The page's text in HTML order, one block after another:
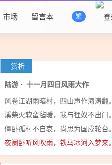
繁
市场 留言本
赏析
陆游 · 十一月四日风雨大作
风卷江湖雨暗村，四山声作海涛翻。
溪柴火软蛮毡暖，我与狸奴不出门。
僵卧孤村不自哀，尚思为国戍轮台。
夜阑卧听风吹雨，铁马冰河入梦来。